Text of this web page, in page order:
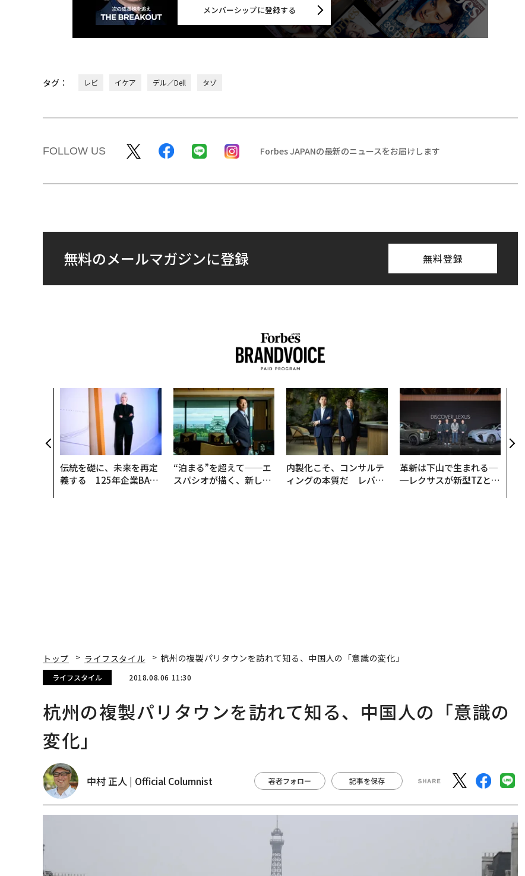
メンバーシップに登録する
タグ： レビ イケア デル／Dell タゾ
FOLLOW US Forbes JAPANの最新のニュースをお届けします
無料のメールマガジンに登録 無料登録
伝統を礎に、未来を再定
義する 125年企業BAT
“泊まる”を超えて──エ
スパシオが描く、新しい
内製化こそ、コンサルテ
ィングの本質だ レバレ
革新は下山で生まれる─
─レクサスが新型TZとE
トップ ライフスタイル 杭州の複製パリタウンを訪れて知る、中国人の「意識の変化」
ライフスタイル 2018.08.06 11:30
杭州の複製パリタウンを訪れて知る、中国人の「意識の
変化」
中村 正人 | Official Columnist 著者フォロー 記事を保存